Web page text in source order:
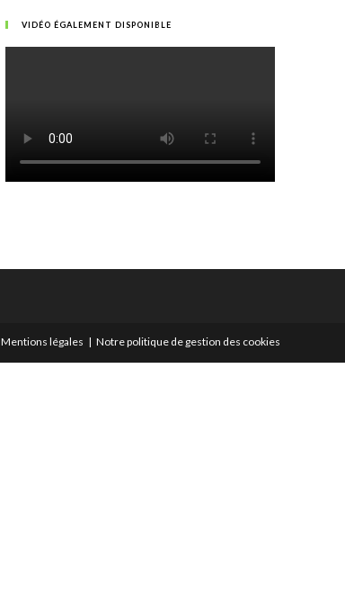
VIDÉO ÉGALEMENT DISPONIBLE
Mentions légales Notre politique de gestion des cookies